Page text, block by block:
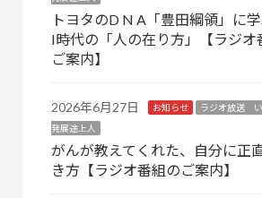
トヨタのD N A「豊田綱領」に
I時代の「人の在り方」【ラジオ
ご案内】
2026年6月27日 お知らせ
ラジオ放送
発展途上人
がんが教えてくれた、自分に正
き方【ラジオ番組のご案内】